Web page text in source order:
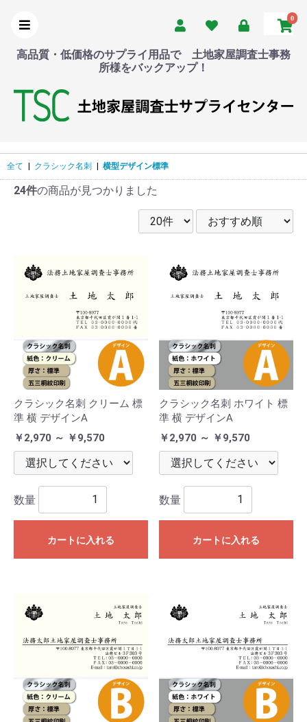
0
高品質・低価格のサプライ用品で 土地家屋調査士事務
所様をバックアップ！
全て | クラシック名刺 | 横型デザイン標準
24件の商品が見つかりました
クラシック名刺 クリーム 標
準 横 デザインA
￥2,970 ～ ￥9,570
数量
カートに入れる
クラシック名刺 ホワイト 標
準 横 デザインA
￥2,970 ～ ￥9,570
数量
カートに入れる